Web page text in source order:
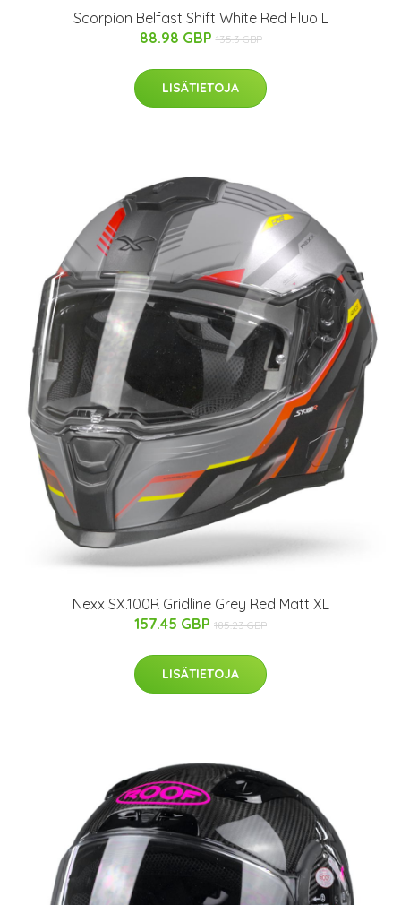
Scorpion Belfast Shift White Red Fluo L
88.98 GBP 135.3 GBP
LISÄTIETOJA
Nexx SX.100R Gridline Grey Red Matt XL
157.45 GBP 185.23 GBP
LISÄTIETOJA